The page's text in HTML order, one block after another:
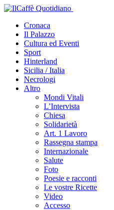
Cronaca
Il Palazzo
Cultura ed Eventi
Sport
Hinterland
Sicilia / Italia
Necrologi
Altro
Mondi Vitali
L’Intervista
Chiesa
Solidarietà
Art. 1 Lavoro
Rassegna stampa
Internazionale
Salute
Foto
Poesie e racconti
Le vostre Ricette
Video
Accesso